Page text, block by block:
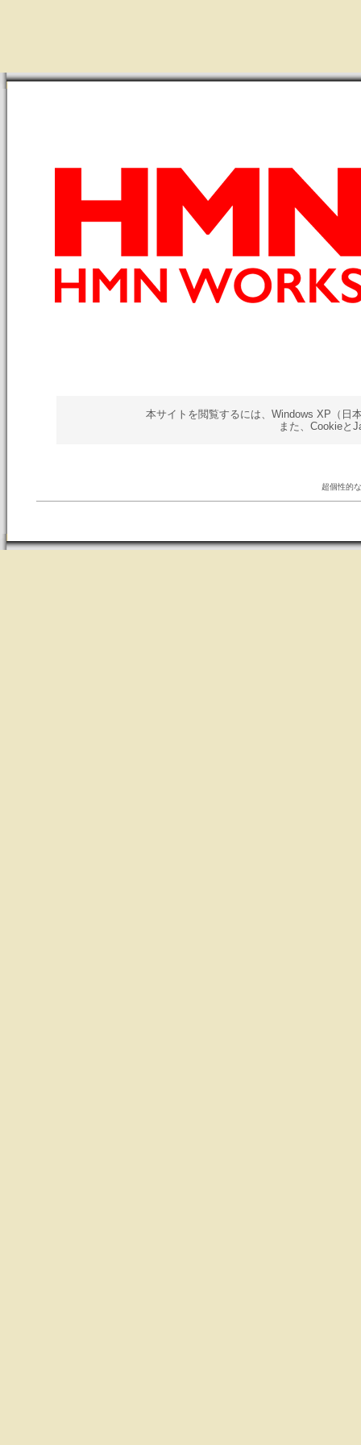
本サイトを閲覧するには、Windows XP（日
また、Cookieと
超個性的